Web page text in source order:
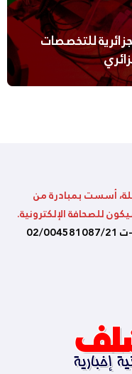
للتخصصات
أسست بمبادرة من
للصحافة الإلكترونية.
تصدر عن – وكالة الصحافة والإتصالات . س-ت 02/004581087/21